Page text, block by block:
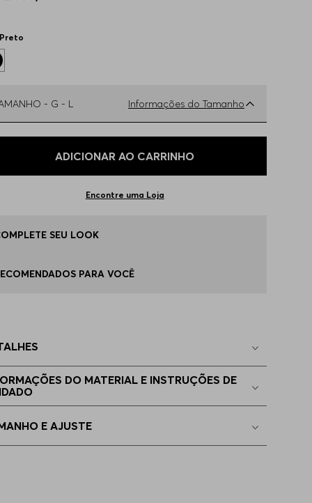
Preto
- G - L Informações do Tamanho
- L
- XL
ADICIONAR AO CARRINHO
Encontre uma Loja
SEU LOOK
PARA VOCÊ
DO MATERIAL E INSTRUÇÕES DE
E AJUSTE